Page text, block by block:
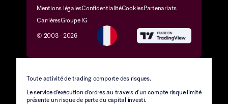
Mentions légalesConfidentialitéCookiesPartenariats
CarrièresGroupe IG
© 2003 - 2026
Toute activité de trading comporte des risques.
Le service d'exécution d'ordres au travers d’un compte risque limité
présente un risque de perte du capital investi.